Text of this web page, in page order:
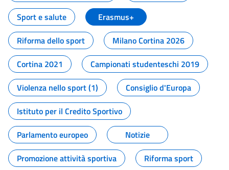
Sport e salute
Erasmus+
Riforma dello sport
Milano Cortina 2026
Cortina 2021
Campionati studenteschi 2019
Violenza nello sport (1)
Consiglio d'Europa
Istituto per il Credito Sportivo
Parlamento europeo
Notizie
Promozione attività sportiva
Riforma sport